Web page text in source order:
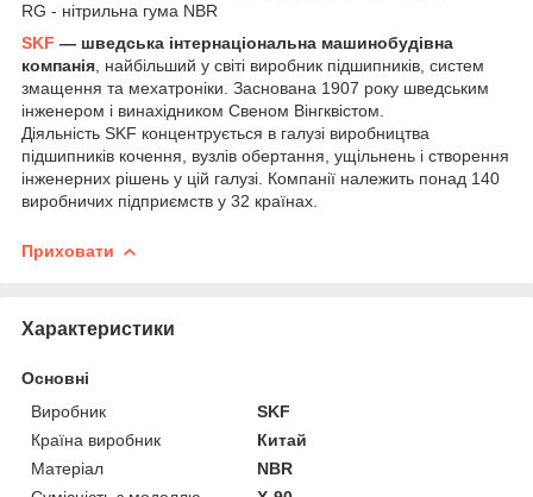
RG - нітрильна гума NBR
SKF — шведська інтернаціональна машинобудівна
компанія , найбільший у світі виробник підшипників, систем
змащення та мехатроніки. Заснована 1907 року шведським
інженером і винахідником Свеном Вінгквістом.
Діяльність SKF концентрується в галузі виробництва
підшипників кочення, вузлів обертання, ущільнень і створення
інженерних рішень у цій галузі. Компанії належить понад 140
виробничих підприємств у 32 країнах.
Приховати
Характеристики
Основні
Виробник
SKF
Країна виробник
Китай
Матеріал
NBR